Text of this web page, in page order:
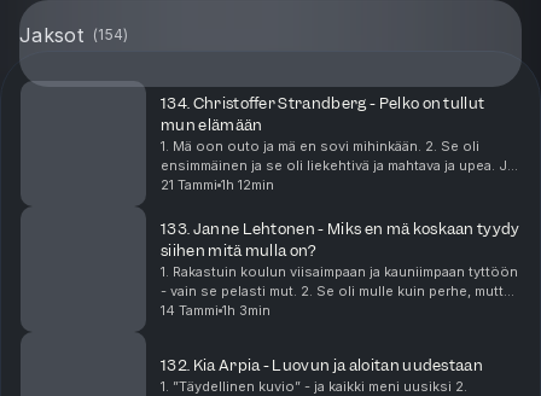
Jaksot (154)
134. Christoffer Strandberg - Pelko on tullut
mun elämään
1. Mä oon outo ja mä en sovi mihinkään. 2. Se oli
ensimmäinen ja se oli liekehtivä ja mahtava ja upea. Ja
hän oli upea. 3. Pelko on tullut mun elämään ja
21 Tammi 1h 12min
133. Janne Lehtonen - Miks en mä koskaan tyydy
siihen mitä mulla on?
1. Rakastuin koulun viisaimpaan ja kauniimpaan tyttöön
- vain se pelasti mut. 2. Se oli mulle kuin perhe, mutta
mun oli pakko jättää se ja lähteä pois. 3. Sit tuli ero - ja
14 Tammi 1h 3min
132. Kia Arpia - Luovun ja aloitan uudestaan
1. ”Täydellinen kuvio” - ja kaikki meni uusiksi 2.